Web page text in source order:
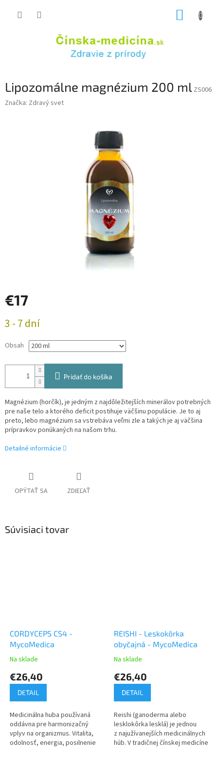
Lipozomálne magnézium 200 ml ZS006
Značka: Zdravý svet
€17
cena:
3 - 7 dní
Obsah
Pridať do košíka
Magnézium (horčík), je jedným z najdôležitejších minerálov potrebných
pre naše telo a ktorého deficit postihuje väčšinu populácie. Je to aj
preto, lebo magnézium sa vstrebáva veľmi zle a takých je aj väčšina
prípravkov ponúkaných na našom trhu.
Detailné informácie
OPÝTAŤ SA ZDIEĽAŤ
Súvisiaci tovar
CORDYCEPS CS4 -
MycoMedica
Na sklade
€26,40
DETAIL
Medicinálna huba používaná
oddávna pre harmonizačný
vplyv na organizmus. Vitalita,
odolnosť, energia, posilnenie
REISHI - Leskokôrka
obyčajná - MycoMedica
Na sklade
€26,40
DETAIL
Reishi (ganoderma alebo
lesklokôrka lesklá) je jednou
z najužívanejších medicinálnych
húb. V tradičnej čínskej medicíne